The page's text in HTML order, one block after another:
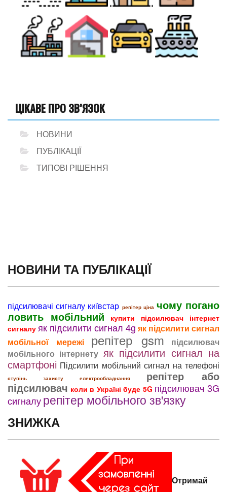
ЦІКАВЕ ПРО ЗВ’ЯЗОК
НОВИНИ
ПУБЛІКАЦІЇ
ТИПОВІ РІШЕННЯ
НОВИНИ ТА ПУБЛІКАЦІЇ
підсилювачі сигналу київстар репітер ціна чому погано
ловить мобільний
купити підсилювач інтернет
сигналу як підсилити сигнал 4g як підсилити сигнал
мобільної мережі
репітер gsm
підсилювач
мобільного інтернету як підсилити сигнал на
смартфоні Підсилити мобільний сигнал на телефоні
ступінь захисту електрообладнання репітер або
підсилювач коли в Україні буде 5G підсилювач 3G
сигналурепітер мобільного зв'язку
ЗНИЖКА
Отримай